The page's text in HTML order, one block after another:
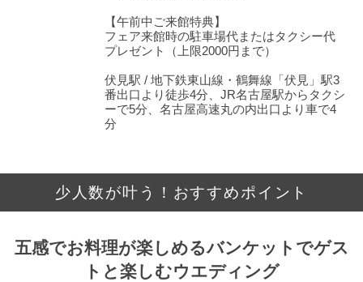
【午前中ご来館特典】
フェア来館時の駐車場代またはタクシー代
プレゼント（上限2000円まで）
伏見駅 / 地下鉄東山線・鶴舞線「伏見」駅3
番出口より徒歩4分、JR名古屋駅からタクシ
ーで5分、名古屋高速丸の内出口より車で4
分
少人数が叶う！おすすめポイント
五感でお料理が楽しめるバンケットでゲス
トと楽しむウエディング